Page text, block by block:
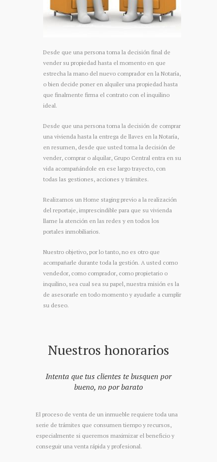
Desde que una persona toma la decisión final de
vender su propiedad hasta el momento en que
estrecha la mano del nuevo comprador en la Notaría,
o bien decide poner en alquiler una propiedad hasta
que finalmente firma el contrato con el inquilino
ideal.
Desde que una persona toma la decisión de comprar
una vivienda hasta la entrega de llaves en la Notaría,
en resumen, desde que usted toma la decisión de
vender, comprar o alquilar, Grupo Central entra en su
vida acompañándole en ese largo trayecto, con
todas las gestiones, acciones y trámites.
Realizamos un Home staging previo a la realización
del reportaje, imprescindible para que su vivienda
llame la atención en las redes y en todos los
portales inmobiliarios.
Nuestro objetivo, por lo tanto, no es otro que
acompañarle durante toda la gestión. A usted como
vendedor, como comprador, como propietario o
inquilino, sea cual sea su papel, nuestra misión es la
de asesorarle en todo momento y ayudarle a cumplir
su deseo.
Nuestros honorarios
Intenta que tus clientes te busquen por
bueno, no por barato
El proceso de venta de un inmueble requiere toda una
serie de trámites que consumen tiempo y recursos,
especialmente si queremos maximizar el beneficio y
conseguir una venta rápida y profesional.